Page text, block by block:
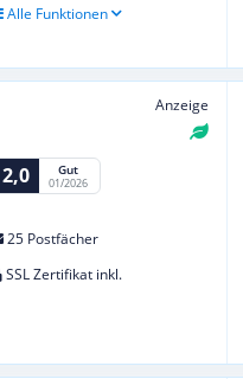
Alle Funktionen
Anzeige
2,0 Gut
01/2026
25 Postfächer
SSL Zertifikat inkl.